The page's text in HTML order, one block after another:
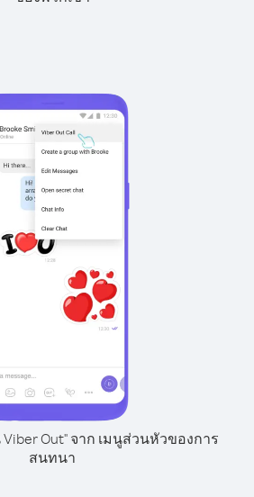
Out" จาก เมนูส่วนหัวของการ
สนทนา